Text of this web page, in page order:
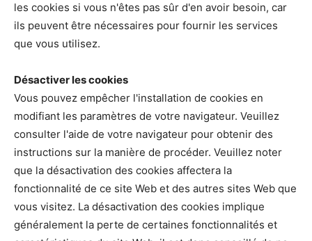
les cookies si vous n'êtes pas sûr d'en avoir besoin, car
ils peuvent être nécessaires pour fournir les services
que vous utilisez.
Désactiver les cookies
Vous pouvez empêcher l'installation de cookies en
modifiant les paramètres de votre navigateur. Veuillez
consulter l'aide de votre navigateur pour obtenir des
instructions sur la manière de procéder. Veuillez noter
que la désactivation des cookies affectera la
fonctionnalité de ce site Web et des autres sites Web que
vous visitez. La désactivation des cookies implique
généralement la perte de certaines fonctionnalités et